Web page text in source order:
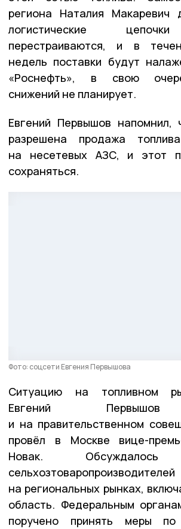
региона Наталия Макаревич
логистические
перестраиваются, и в
недель поставки будут
«Роснефть», в свою
снижений не планирует.
Евгений Первышов напомнил,
разрешена продажа
на несетевых АЗС, и этот
сохраняться.
Фото: соцсети Евгения Первышова
Ситуацию на топливном
Евгений
и на правительственном
провёл в Москве вице-
Новак. Обсуждалось
на региональных рынках,
область. Федеральным
поручено принять меры по